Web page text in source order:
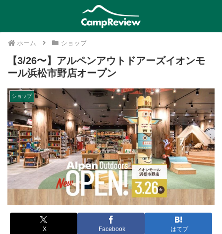
ホーム ショップ
【3/26〜】アルペンアウトドアーズイオンモ
ール浜松市野店オープン
ショップ
X Facebook はてブ